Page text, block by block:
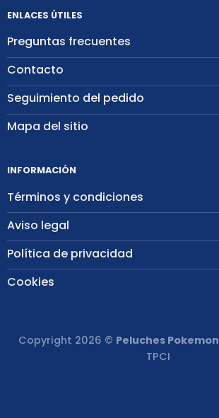
ENLACES ÚTILES
Preguntas frecuentes
Contacto
Seguimiento del pedido
Mapa del sitio
INFORMACIÓN
Términos y condiciones
Aviso legal
Política de privacidad
Cookies
Copyright 2026 © Peluches Pokemon
TPCI